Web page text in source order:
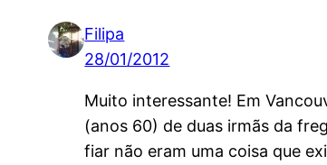
Filipa
28/01/2012
Muito interessante! Em
(anos 60) de duas irmãs da
fiar não eram uma coisa que